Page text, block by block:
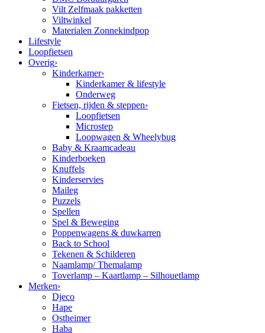
Vilt Zelfmaak pakketten
Viltwinkel
Materialen Zonnekindpop
Lifestyle
Loopfietsen
Overig›
Kinderkamer›
Kinderkamer & lifestyle
Onderweg
Fietsen, rijden & steppen›
Loopfietsen
Microstep
Loopwagen & Wheelybug
Baby & Kraamcadeau
Kinderboeken
Knuffels
Kinderservies
Maileg
Puzzels
Spellen
Spel & Beweging
Poppenwagens & duwkarren
Back to School
Tekenen & Schilderen
Naamlamp/ Themalamp
Toverlamp – Kaartlamp – Silhouetlamp
Merken›
Djeco
Hape
Ostheimer
Haba